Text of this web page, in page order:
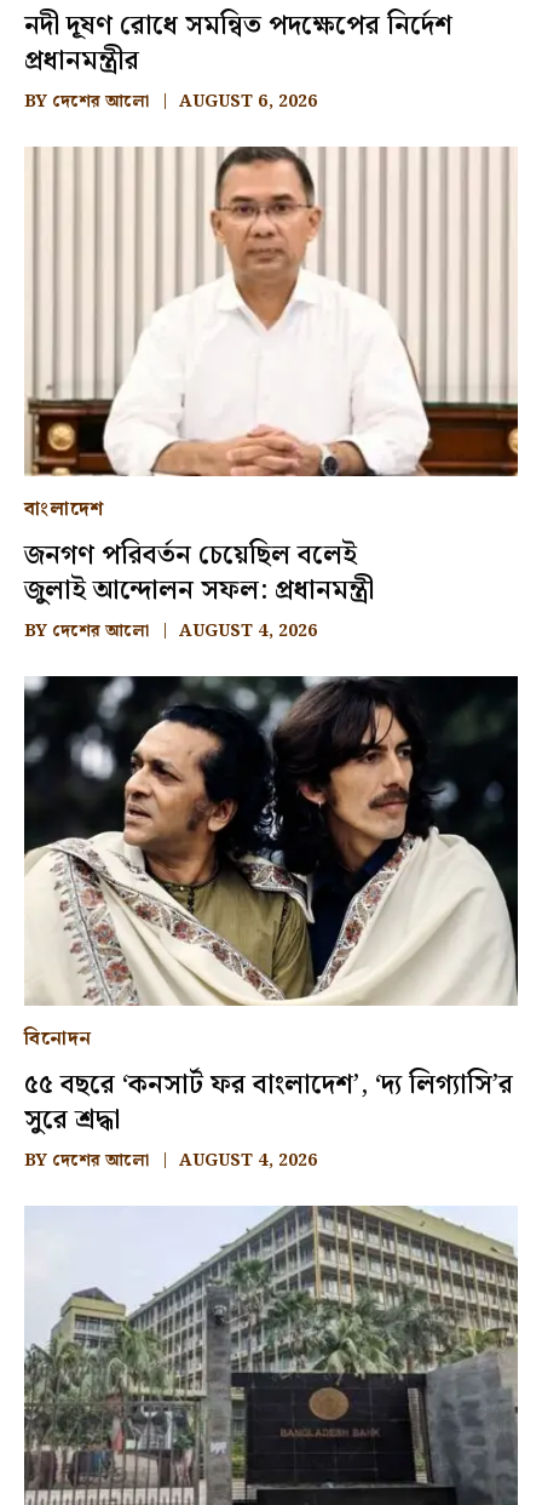
নদী দূষণ রোধে সমন্বিত পদক্ষেপের নির্দেশ
প্রধানমন্ত্রীর
BY দেশের আলো AUGUST 6, 2026
বাংলাদেশ
জনগণ পরিবর্তন চেয়েছিল বলেই
জুলাই আন্দোলন সফল: প্রধানমন্ত্রী
BY দেশের আলো AUGUST 4, 2026
বিনোদন
৫৫ বছরে ‘কনসার্ট ফর বাংলাদেশ’, ‘দ্য লিগ্যাসি’র
সুরে শ্রদ্ধা
BY দেশের আলো AUGUST 4, 2026